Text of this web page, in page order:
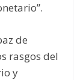
de
rasgos del
y